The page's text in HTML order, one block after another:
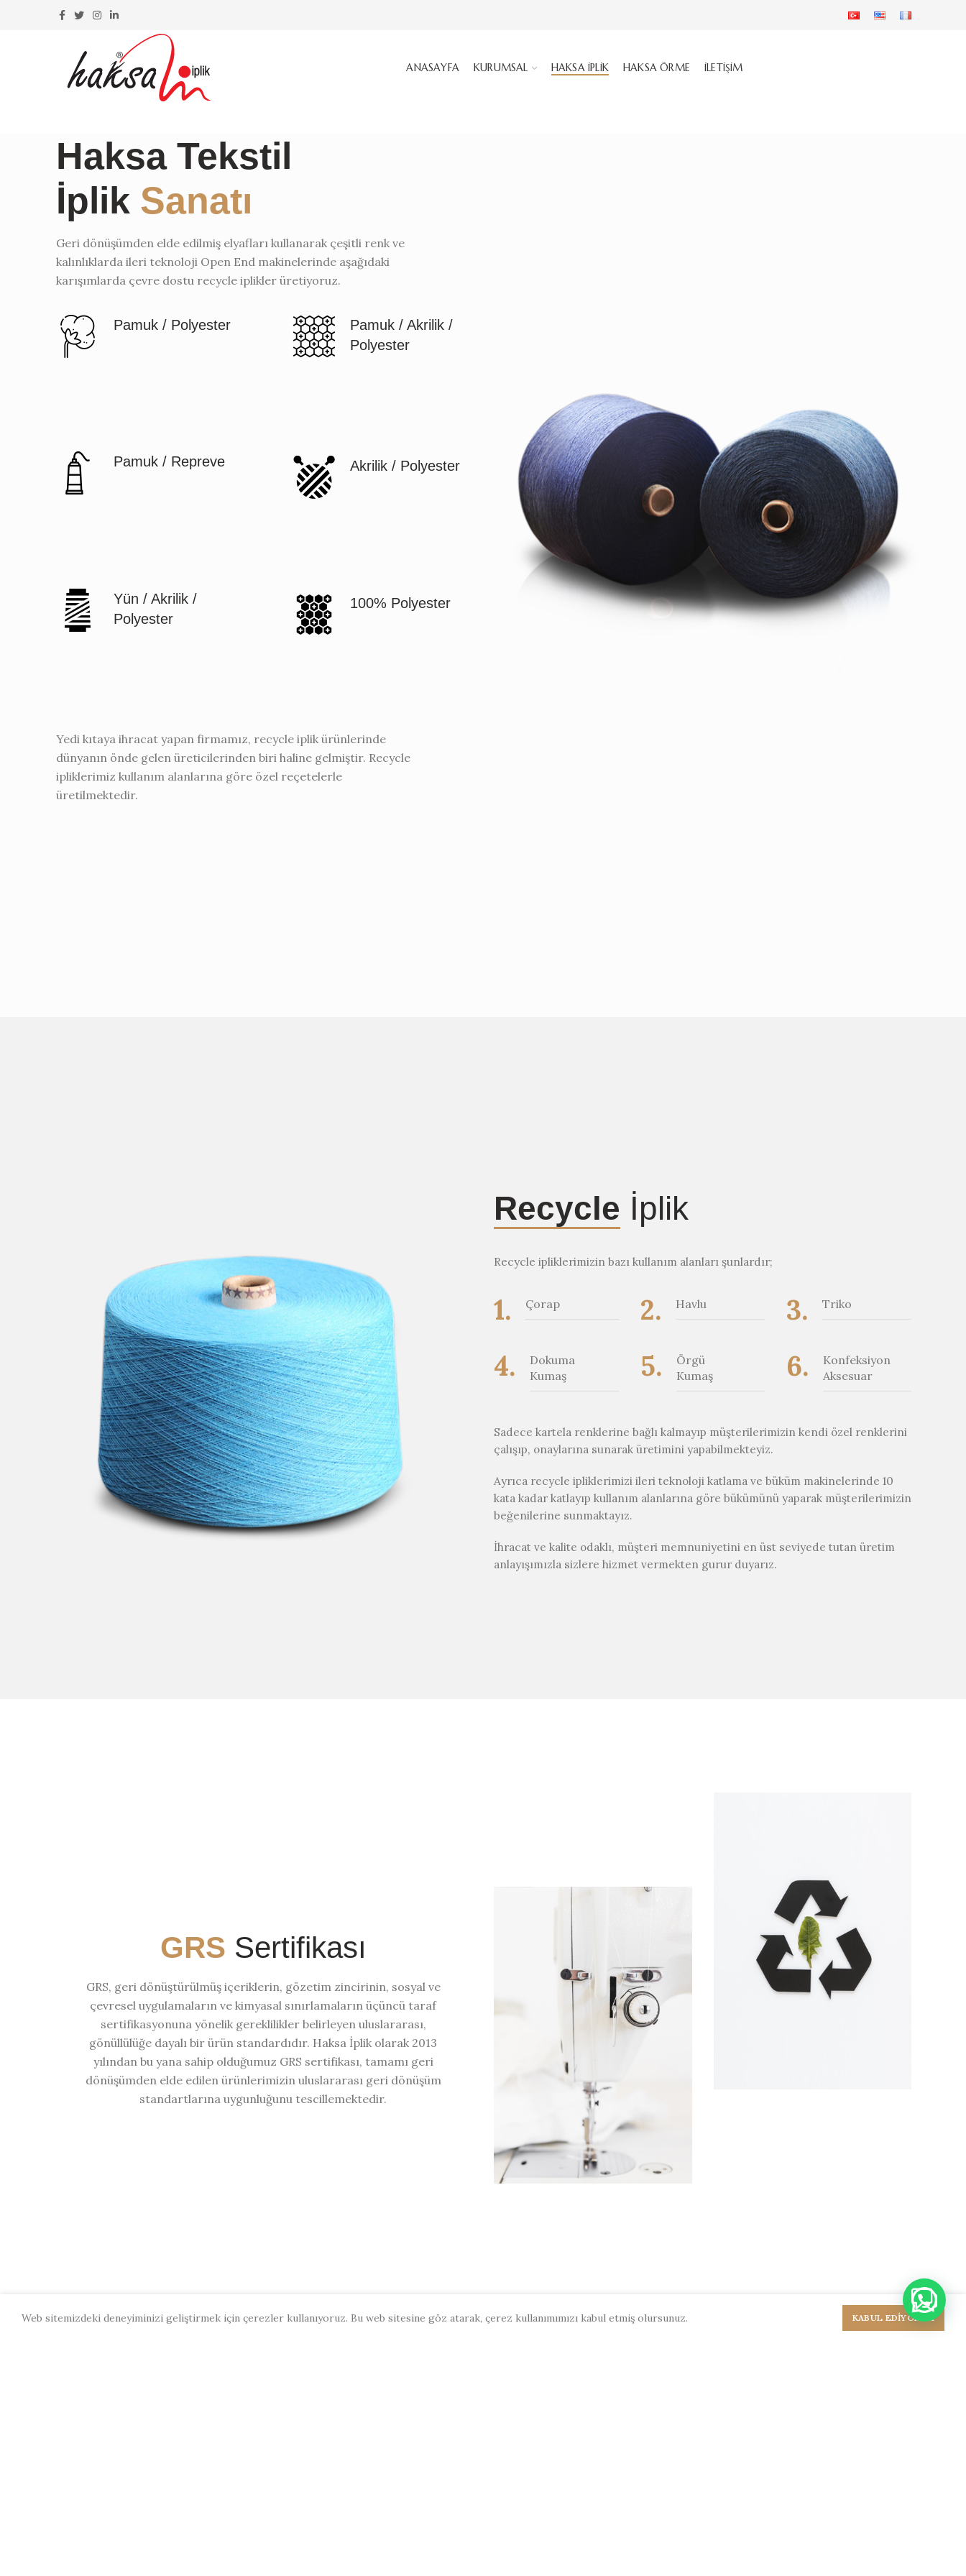
ANASAYFA KURUMSAL HAKSA İPLIK HAKSA ÖRME İLETIŞIM
Haksa Tekstil
İplik Sanatı
Geri dönüşümden elde edilmiş elyafları kullanarak çeşitli renk ve
kalınlıklarda ileri teknoloji Open End makinelerinde aşağıdaki
karışımlarda çevre dostu recycle iplikler üretiyoruz.
Pamuk / Polyester
Pamuk / Repreve
Yün / Akrilik /
Polyester
Pamuk / Akrilik /
Polyester
Akrilik / Polyester
100% Polyester
Yedi kıtaya ihracat yapan firmamız, recycle iplik ürünlerinde
dünyanın önde gelen üreticilerinden biri haline gelmiştir. Recycle
ipliklerimiz kullanım alanlarına göre özel reçetelerle
üretilmektedir.
Recycle İplik
Recycle ipliklerimizin bazı kullanım alanları şunlardır;
1. Çorap 2. Havlu 3. Triko
4.
Dokuma
Kumaş
5.
Örgü
Kumaş
6.
Konfeksiyon
Aksesuar
Sadece kartela renklerine bağlı kalmayıp müşterilerimizin kendi özel renklerini
çalışıp, onaylarına sunarak üretimini yapabilmekteyiz.
Ayrıca recycle ipliklerimizi ileri teknoloji katlama ve büküm makinelerinde 10
kata kadar katlayıp kullanım alanlarına göre bükümünü yaparak müşterilerimizin
beğenilerine sunmaktayız.
İhracat ve kalite odaklı, müşteri memnuniyetini en üst seviyede tutan üretim
anlayışımızla sizlere hizmet vermekten gurur duyarız.
GRS Sertifikası
GRS, geri dönüştürülmüş içeriklerin, gözetim zincirinin, sosyal ve
çevresel uygulamaların ve kimyasal sınırlamaların üçüncü taraf
sertifikasyonuna yönelik gereklilikler belirleyen uluslararası,
gönüllülüğe dayalı bir ürün standardıdır. Haksa İplik olarak 2013
yılından bu yana sahip olduğumuz GRS sertifikası, tamamı geri
dönüşümden elde edilen ürünlerimizin uluslararası geri dönüşüm
standartlarına uygunluğunu tescillemektedir.
Web sitemizdeki deneyiminizi geliştirmek için çerezler kullanıyoruz. Bu web sitesine göz atarak, çerez kullanımımızı kabul etmiş olursunuz. KABUL EDIYORUM